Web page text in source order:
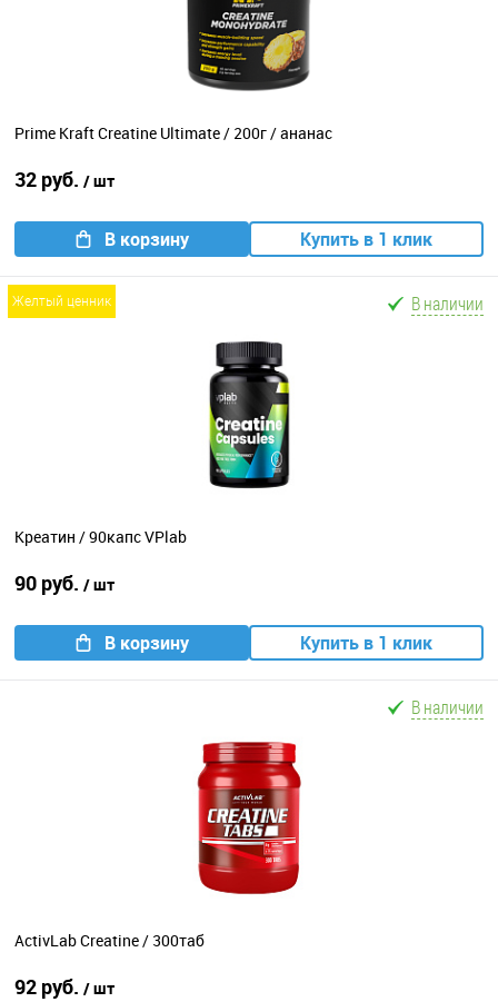
Prime Kraft Creatine Ultimate / 200г / ананас
32 руб. / шт
В корзину Купить в 1 клик
желтый ценник В наличии
Креатин / 90капс VPlab
90 руб. / шт
В корзину Купить в 1 клик
В наличии
ActivLab Creatine / 300таб
92 руб. / шт